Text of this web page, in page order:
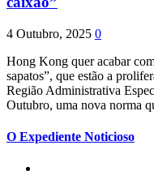
4 Outubro, 2025 0
Hong Kong quer acabar
sapatos”, que estão a
Região Administrativa
Outubro, uma nova norma
O Expediente Noticioso